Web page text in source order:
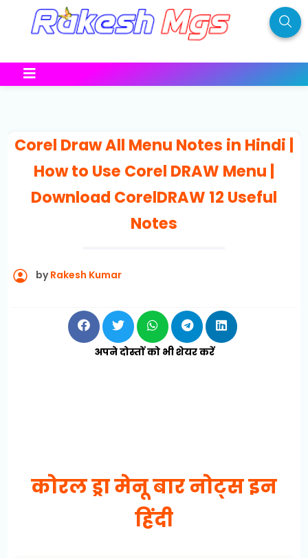
Corel Draw All Menu Notes in Hindi |
How to Use Corel DRAW Menu |
Download CorelDRAW 12 Useful
Notes
byRakesh Kumar
अपने दोस्तों को भी शेयर करें
कोरल ड्रा मेनू बार नोट्स इन
हिंदी